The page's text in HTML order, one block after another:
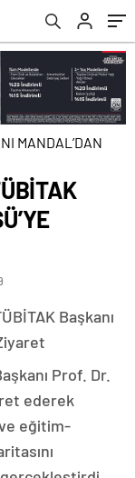
Başkanı
Prof. Dr.
ederek
eğitim-